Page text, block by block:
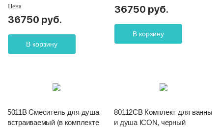
Цена
36750 руб.
В корзину
36750 руб.
В корзину
5011B Смеситель для душа
встраиваемый (в комплекте
80112CB Комплект для ванны
и душа ICON, черный